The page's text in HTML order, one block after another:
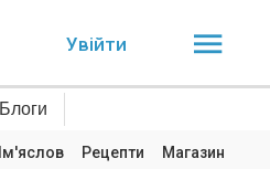
Увійти
Блоги
Ім'яслов Рецепти Магазин